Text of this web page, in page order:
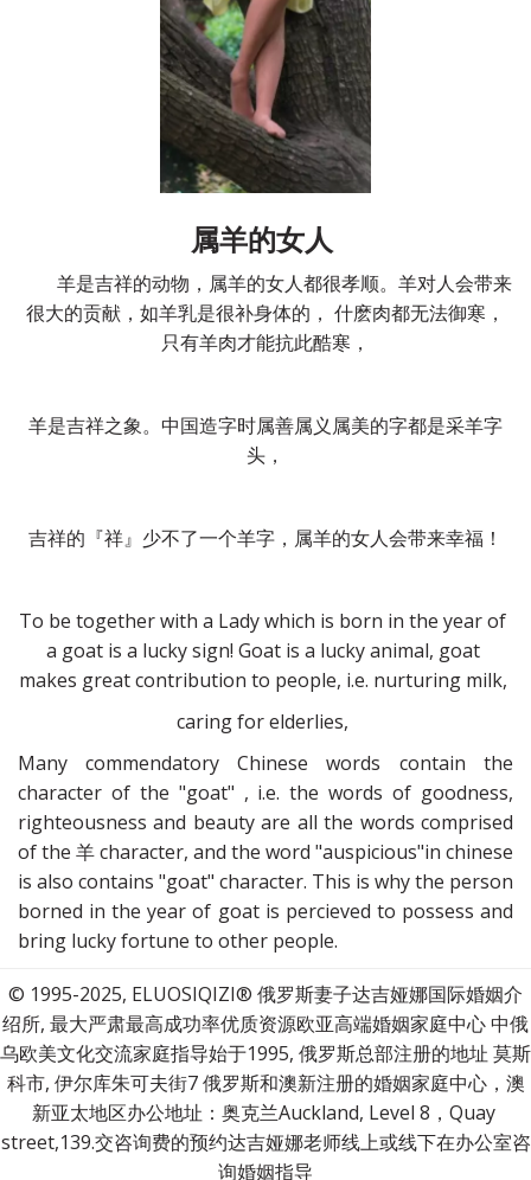
属羊的女人
羊是吉祥的动物，属羊的女人都很孝顺。羊对人会带来
很大的贡献，如羊乳是很补身体的， 什麽肉都无法御寒，
只有羊肉才能抗此酷寒，
羊是吉祥之象。中国造字时属善属义属美的字都是采羊字
头，
吉祥的『祥』少不了一个羊字，属羊的女人会带来幸福！
To be together with a Lady which is born in the year of
a goat is a lucky sign! Goat is a lucky animal, goat
makes great contribution to people, i.e. nurturing milk,
caring for elderlies,
​Many commendatory Chinese words contain the
character of the "goat" , i.e. the words of goodness,
righteousness and beauty are all the words comprised
of the 羊 character, and the word "auspicious"in chinese
is also contains "goat" character. This is why the person
borned in the year of goat is percieved to possess and
bring lucky fortune to other people.
© 1995-2025, ELUOSIQIZI® 俄罗斯妻子达吉娅娜国际婚姻介
绍所, 最大严肃最高成功率优质资源欧亚高端婚姻家庭中心 中俄
乌欧美文化交流家庭指导始于1995, 俄罗斯总部注册的地址 莫斯
科市, 伊尔库朱可夫街7 俄罗斯和澳新注册的婚姻家庭中心，澳
新亚太地区办公地址：奥克兰Auckland, Level 8，Quay
street,139.交咨询费的预约达吉娅娜老师线上或线下在办公室咨
询婚姻指导